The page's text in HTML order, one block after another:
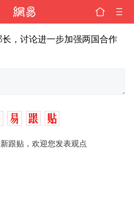
，讨论进一步加强两国合作
跟贴，欢迎您发表观点